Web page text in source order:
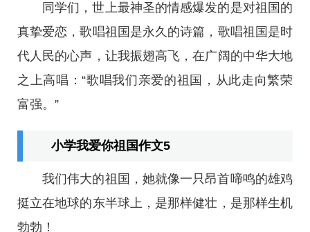
同学们，世上最神圣的情感爆发的是对祖国的
真挚爱恋，歌唱祖国是永久的诗篇，歌唱祖国是时
代人民的心声，让我振翅高飞，在广阔的中华大地
之上高唱：“歌唱我们亲爱的祖国，从此走向繁荣
富强。”
小学我爱你祖国作文5
我们伟大的祖国，她就像一只昂首啼鸣的雄鸡
挺立在地球的东半球上，是那样健壮，是那样生机
勃勃！